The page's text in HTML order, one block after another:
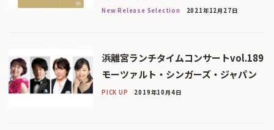
New Release Selection 2021年12月27日
浜離宮ランチタイムコンサートvol.189
モーツァルト・シンガーズ・ジャパン
PICK UP 2019年10月4日